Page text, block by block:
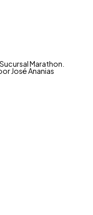
Marathon.
José Ananias